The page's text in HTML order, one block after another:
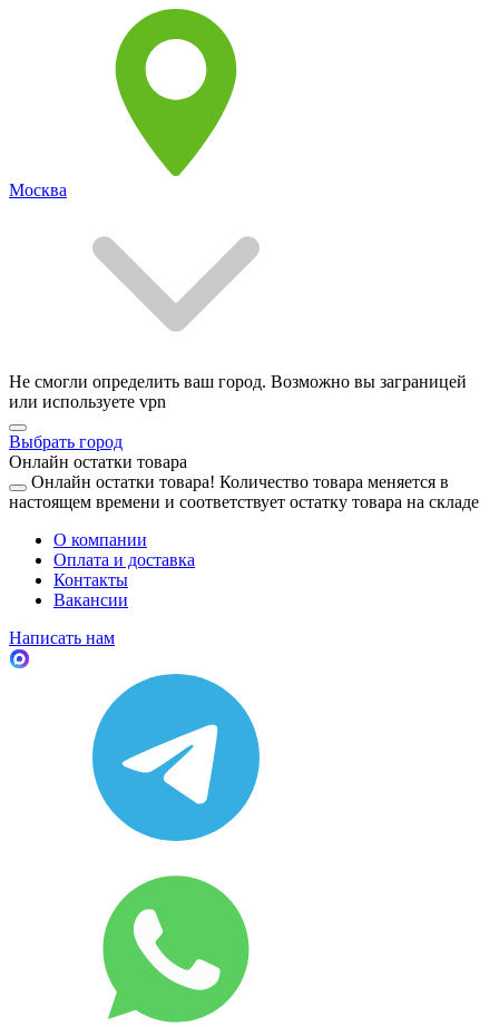
Москва
Не смогли определить ваш город. Возможно вы заграницей
или используете vpn
Выбрать город
Онлайн остатки товара
Онлайн остатки товара! Количество товара меняется в
настоящем времени и соответствует остатку товара на складе
О компании
Оплата и доставка
Контакты
Вакансии
Написать нам